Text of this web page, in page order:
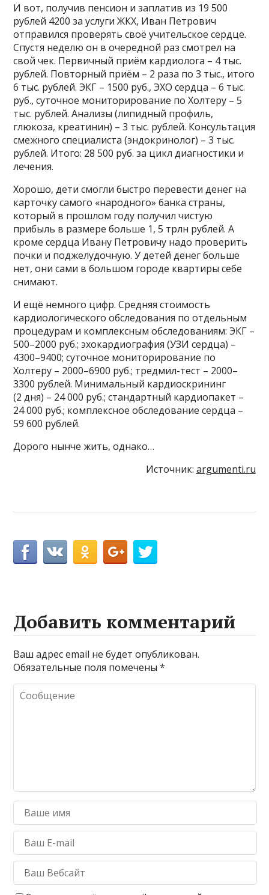
И вот, получив пенсион и заплатив из 19 500
рублей 4200 за услуги ЖКХ, Иван Петрович
отправился проверять своё учительское сердце.
Спустя неделю он в очередной раз смотрел на
свой чек. Первичный приём кардиолога – 4 тыс.
рублей. Повторный приём – 2 раза по 3 тыс., итого
6 тыс. рублей. ЭКГ – 1500 руб., ЭХО сердца – 6 тыс.
руб., суточное мониторирование по Холтеру – 5
тыс. рублей. Анализы (липидный профиль,
глюкоза, креатинин) – 3 тыс. рублей. Консультация
смежного специалиста (эндокринолог) – 3 тыс.
рублей. Итого: 28 500 руб. за цикл диагностики и
лечения.
Хорошо, дети смогли быстро перевести денег на
карточку самого «народного» банка страны,
который в прошлом году получил чистую
прибыль в размере больше 1, 5 трлн рублей. А
кроме сердца Ивану Петровичу надо проверить
почки и поджелудочную. У детей денег больше
нет, они сами в большом городе квартиры себе
снимают.
И ещё немного цифр. Средняя стоимость
кардиологического обследования по отдельным
процедурам и комплексным обследованиям: ЭКГ –
500–2000 руб.; эхокардиография (УЗИ сердца) –
4300–9400; суточное мониторирование по
Холтеру – 2000–6900 руб.; тредмил-тест – 2000–
3300 рублей. Минимальный кардиоскрининг
(2 дня) – 24 000 руб.; стандартный кардиопакет –
24 000 руб.; комплексное обследование сердца –
59 600 рублей.
Дорого нынче жить, однако…
Источник: argumenti.ru
Добавить комментарий
Ваш адрес email не будет опубликован.
Обязательные поля помечены*